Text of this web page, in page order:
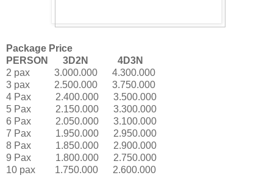
Package Price
PERSON 3D2N 4D3N
2 pax 3.000.000 4.300.000
3 pax 2.500.000 3.750.000
4 Pax 2.400.000 3.500.000
5 Pax 2.150.000 3.300.000
6 Pax 2.050.000 3.100.000
7 Pax 1.950.000 2.950.000
8 Pax 1.850.000 2.900.000
9 Pax 1.800.000 2.750.000
10 pax 1.750.000 2.600.000